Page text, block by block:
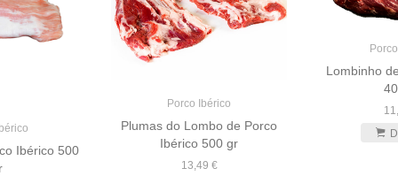
Ibérico 500
Porco Ibérico
Plumas do Lombo de Porco
Ibérico 500 gr
13,49 €
Lombinho